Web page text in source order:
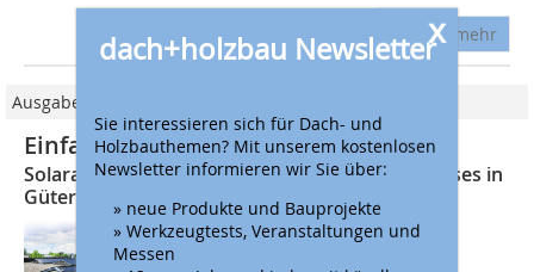
x
dach+holzbau Newsletter
Sie interessieren sich für Dach- und
Holzbauthemen? Mit unserem kostenlosen
Newsletter informieren wir Sie über:
» neue Produkte und Bauprojekte
» Werkzeugtests, Veranstaltungen und
Messen
mehr
Ausgabe 04/2024
Einfache Montage und saubere Optik
Solaranlage auf dem Flachdach eines Wohnhauses in
Gütersloh installiert
Das Flachdach eines Wohnhauses in
Gütersloh mit einer bestehenden